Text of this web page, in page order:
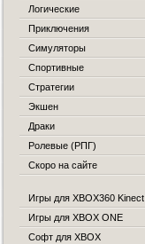
Логические
Приключения
Симуляторы
Спортивные
Стратегии
Экшен
Драки
Ролевые (РПГ)
Скоро на сайте
Игры для XBOX360 Kinect
Игры для XBOX ONE
Софт для XBOX